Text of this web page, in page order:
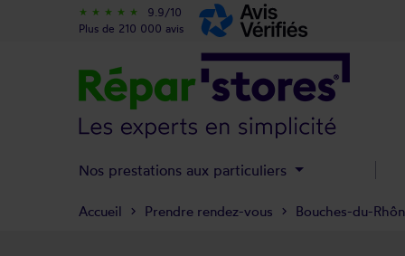
Accueil Prendre rendez-vous Bouches-du-
star_rate star_rate star_rate star_rate star_rate
9.9/10
Plus de 210 000 avis
Nos prestations aux particuliers